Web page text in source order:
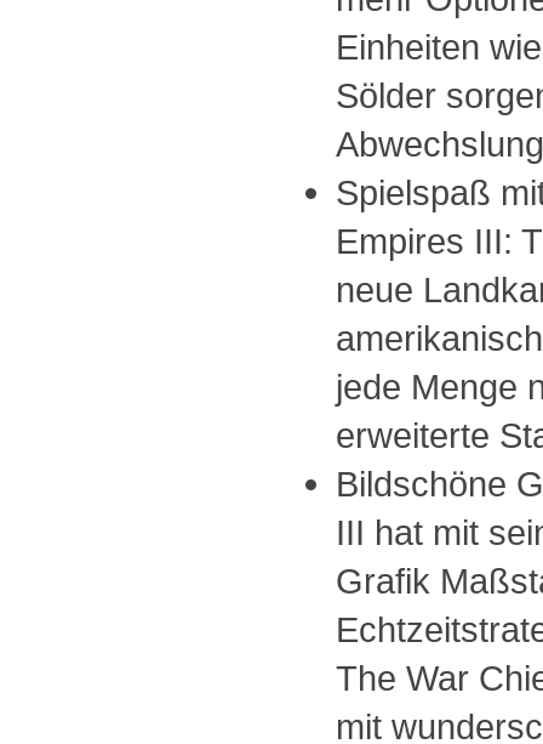
Einheiten
Sölder
Spielspaß
Empires III:
neue
jede Menge
erweiterte
Bildschöne
III hat mit
Grafik
The War
mit